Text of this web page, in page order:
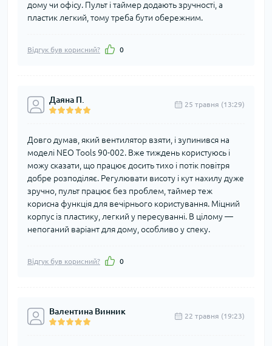
дому чи офісу. Пульт і таймер додають зручності, а
пластик легкий, тому треба бути обережним.
Відгук був корисний? 0
Даяна П. 25 травня (13:29)
Довго думав, який вентилятор взяти, і зупинився на
моделі NEO Tools 90-002. Вже тиждень користуюсь і
можу сказати, що працює досить тихо і потік повітря
добре розподіляє. Регулювати висоту і кут нахилу дуже
зручно, пульт працює без проблем, таймер теж
корисна функція для вечірнього користування. Міцний
корпус із пластику, легкий у пересуванні. В цілому —
непоганий варіант для дому, особливо у спеку.
Відгук був корисний? 0
Валентина Винник 22 травня (19:23)